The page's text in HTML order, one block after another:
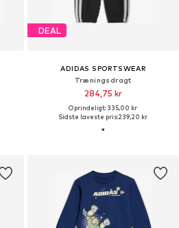
DEAL
ADIDAS SPORTSWEAR
Træningsdragt
284,75 kr
Oprindeligt: 335,00 kr
Sidste laveste pris:239,20 kr